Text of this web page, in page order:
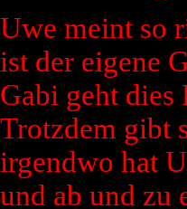
Uwe meint so
ist der eigene
Gabi geht dies
Trotzdem gibt
irgendwo hat
und ab und zu